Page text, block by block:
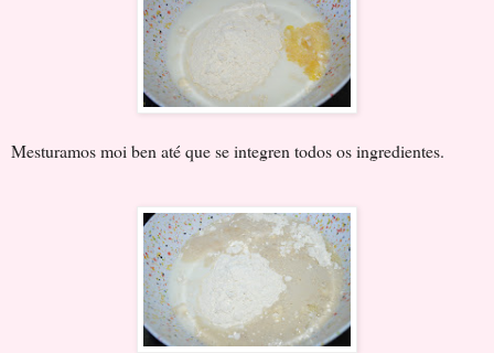
Mesturamos moi ben até que se integren todos os ingredientes.